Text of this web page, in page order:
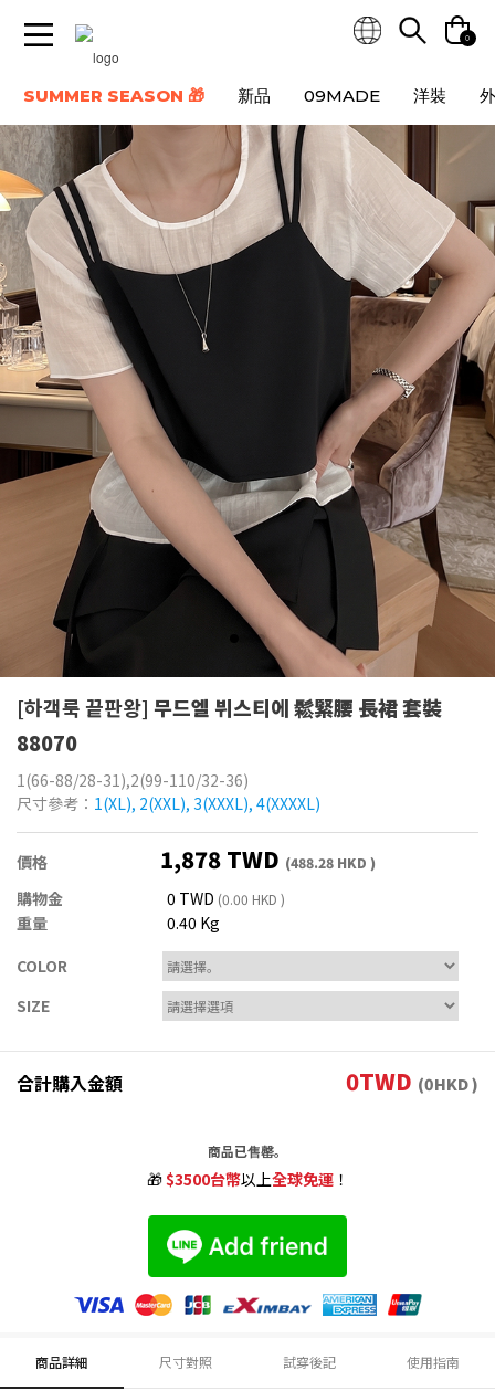
0
SUMMER SEASON 🎁 新品 09MADE 洋裝
[하객룩 끝판왕] 무드엘 뷔스티에 鬆緊腰 長裙 套裝
88070
1(66-88/28-31),2(99-110/32-36)
尺寸參考： 1(XL), 2(XXL), 3(XXXL), 4(XXXXL)
價格 1,878 TWD (488.28 HKD )
購物金 0 TWD (0.00 HKD )
重量
0.40 Kg
COLOR
SIZE
合計購入金額 0TWD (0HKD )
商品已售罄。
🎁$3500台幣以上全球免運！
商品詳細 尺寸對照 試穿後記 使用指南